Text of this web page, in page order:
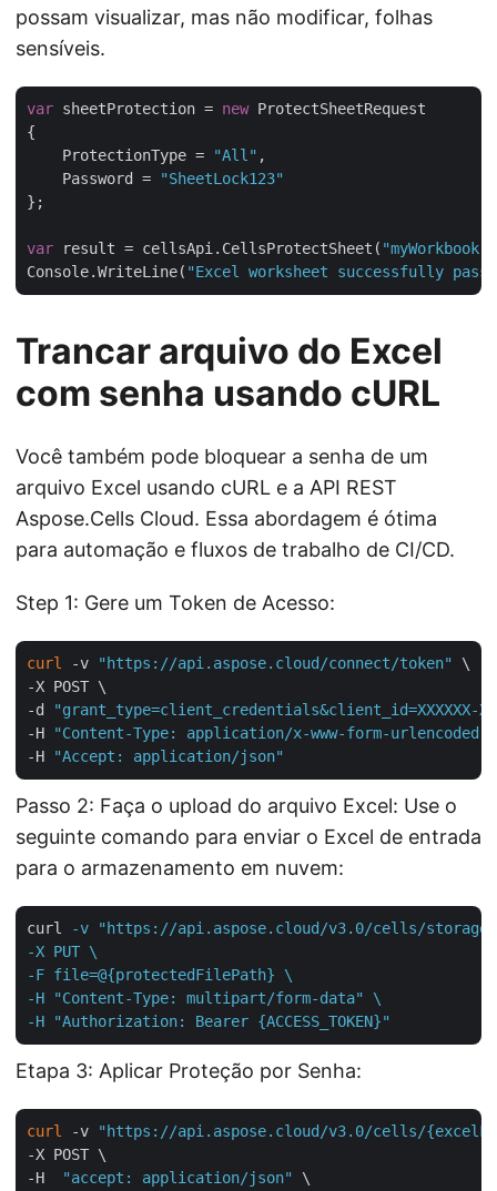
possam visualizar, mas não modificar, folhas
sensíveis.
var sheetProtection = new ProtectSheetRequest
{
    ProtectionType =
"All" ,
    Password =
"SheetLock123"
};
var result = cellsApi.CellsProtectSheet(
Console.WriteLine( "Excel worksheet successfully
Trancar arquivo do Excel
com senha usando cURL
Você também pode bloquear a senha de um
arquivo Excel usando cURL e a API REST
Aspose.Cells Cloud. Essa abordagem é ótima
para automação e fluxos de trabalho de CI/CD.
Step 1: Gere um Token de Acesso:
curl -v "https://api.aspose.cloud/connect/token"
\
-X POST \
-d
"grant_type=client_credentials&client_id=XXXXXX-
-H
"Content-Type: application/x-www-form-urlencoded"
-H
"Accept: application/json"
Passo 2: Faça o upload do arquivo Excel: Use o
seguinte comando para enviar o Excel de entrada
para o armazenamento em nuvem:
curl
-v "https://api.aspose.cloud/v3.0/cells/
-X PUT \
-F file=@{protectedFilePath} \
-H "Content-Type: multipart/form-data" \
-H "Authorization: Bearer {ACCESS_TOKEN}"
Etapa 3: Aplicar Proteção por Senha:
curl -v
"https://api.aspose.cloud/v3.0/cells/
-X POST \
-H
"accept: application/json"
\